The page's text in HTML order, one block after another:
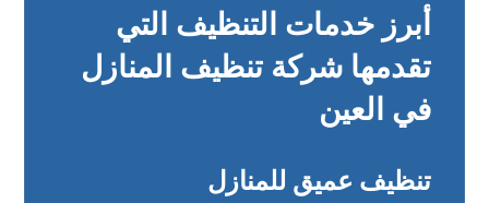
أبرز خدمات التنظيف التي
تقدمها شركة تنظيف المنازل
في العين
تنظيف عميق للمنازل